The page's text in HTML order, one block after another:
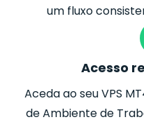
um fluxo
Acesso
Aceda ao seu VPS
de Ambiente de